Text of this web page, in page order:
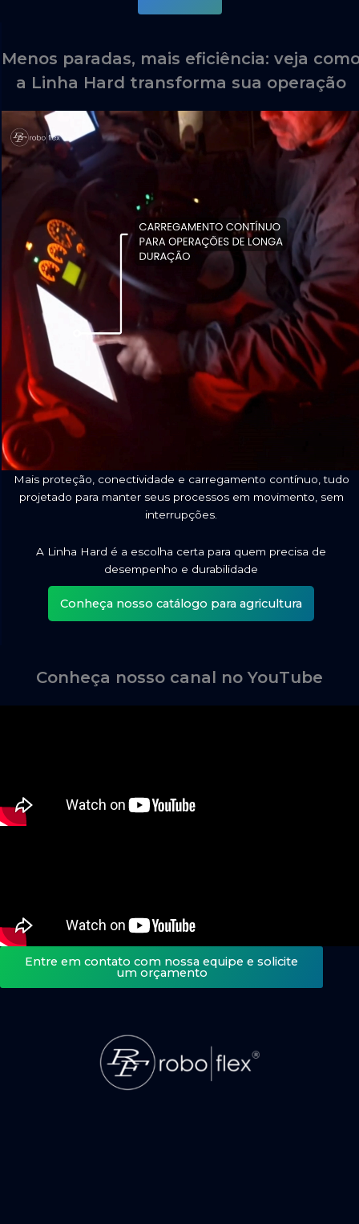
Menos paradas, mais eficiência: veja
a Linha Hard transforma sua operação
Mais proteção, conectividade e carregamento contínuo, tudo
projetado para manter seus processos em movimento, sem
interrupções.
A Linha Hard é a escolha certa para quem precisa de
desempenho e durabilidade
Conheça nosso catálogo para agricultura
Conheça nosso canal no YouTube
Entre em contato com nossa equipe e solicite
um orçamento